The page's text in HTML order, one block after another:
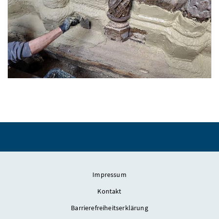
Restauratorinnen Susanne Leiner und Anna Tupy bei der Arbeit am
Impressum
Kontakt
Barrierefreiheitserklärung